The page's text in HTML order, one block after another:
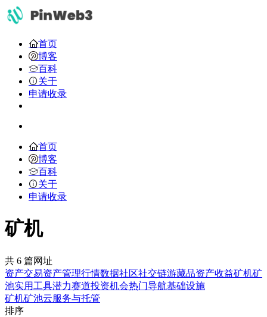
首页
博客
百科
关于
申请收录
首页
博客
百科
关于
申请收录
矿机
共 6 篇网址
资产交易资产管理行情数据社区社交链游藏品资产收益矿机矿
池实用工具潜力赛道投资机会热门导航基础设施
矿机矿池云服务与托管
排序